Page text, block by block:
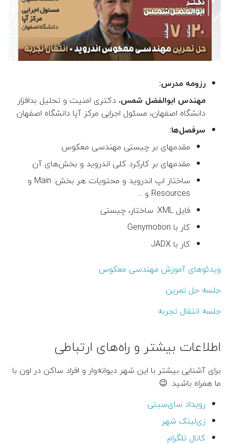
رزومه مدرس:
مهندس ابوالفضل شمس، دکتری امنیت و تحلیل بدافزار
دانشگاه اصفهان، مسئول اجرایی مرکز آپا دانشگاه اصفهان
سرفصل‌ها:
مقدمه‎ای بر چیستی مهندسی معکوس
مقدمه‎ای بر کارکرد کلی اندروید و بخش‌های آن
ساختار اپ اندروید و محتویات هر بخش: Main و
Resources و ...
فایل XML: ساختار، چیستی
کار با Genymotion
کار با JADX
ویدئوهای آموزش مهندسی معکوس
جلسه حل تمرین
جلسه انتقال تجربه
اطلاعات بیشتر و راه‌های ارتباطی
برای آشنایی بیشتر با این شهر دیوانه‌وار و افراد ساکن در اون با
ما همراه باشید. 😉
رویداد سای‌سیتی
زی‌لینک شهر
کانال تلگرام